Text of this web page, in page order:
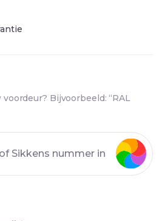
Bijvoorbeeld: “RAL